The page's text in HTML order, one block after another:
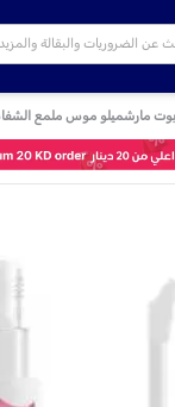
بوت مارشميلو موس ملمع